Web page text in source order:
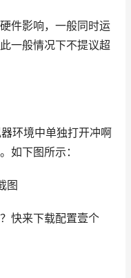
件影响，一般同时运
一般情况下不提议超
环境中单独打开冲啊
如下图所示：
图
快来下载配置壹个